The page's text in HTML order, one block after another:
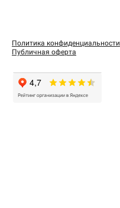
Политика конфиденциальности
Публичная оферта